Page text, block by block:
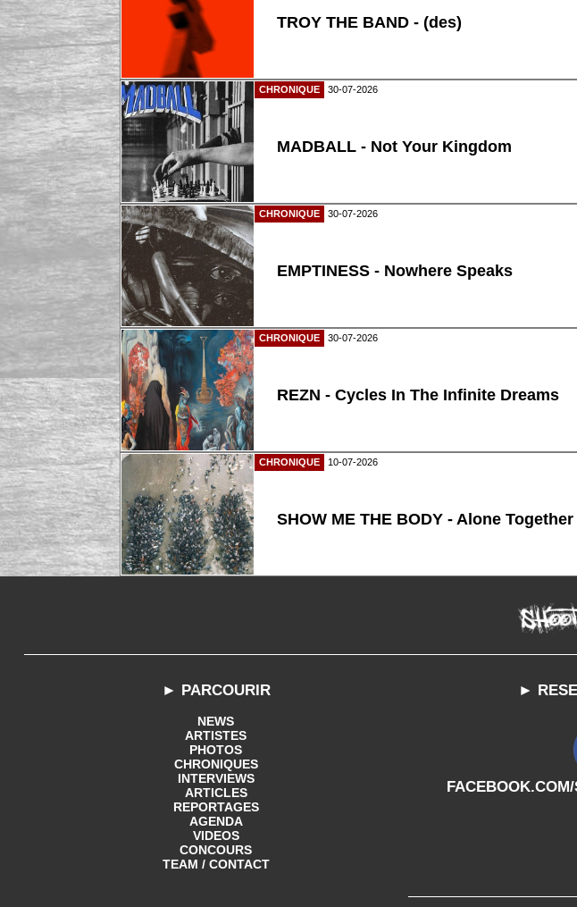
TROY THE BAND - (des)
CHRONIQUE 30-07-2026
MADBALL - Not Your Kingdom
CHRONIQUE 30-07-2026
EMPTINESS - Nowhere Speaks
CHRONIQUE 30-07-2026
REZN - Cycles In The Infinite Dreams
CHRONIQUE 10-07-2026
SHOW ME THE BODY - Alone Together
► PARCOURIR
NEWS
ARTISTES
PHOTOS
CHRONIQUES
INTERVIEWS
ARTICLES
REPORTAGES
AGENDA
VIDEOS
CONCOURS
TEAM / CONTACT
►